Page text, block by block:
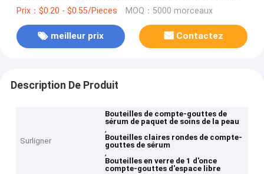
verre claires de 1 compte-gouttes d'once
Prix：$0.20 - $0.55/Pieces MOQ：5000 morceaux
meilleur prix Contactez
Description De Produit
Surligner
Bouteilles de compte-gouttes de
sérum de paquet de soins de la peau
,
Bouteilles claires rondes de compte-
gouttes de sérum
,
Bouteilles en verre de 1 d'once
compte-gouttes d'espace libre